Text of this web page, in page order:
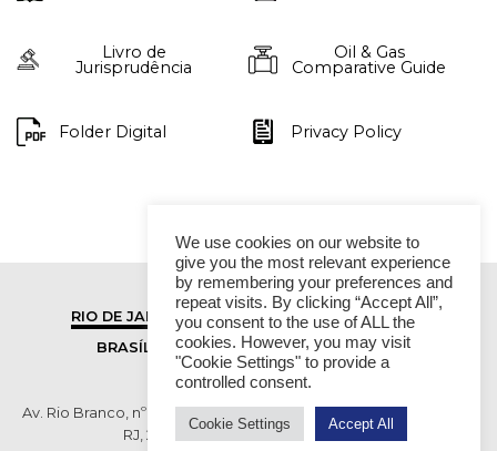
Livro de
Jurisprudência
Oil & Gas
Comparative Guide
Folder Digital Privacy Policy
RIO DE JANEIRO
SÃO PAULO
BRASÍLIA
VITÓRIA
Av. Rio Branco, nº 01, 14º andar - Ed. RB1- Centro, Rio de Janeiro -
RJ, 20090-003 TEL (55 21) 2276 6200
We use cookies on our website to
give you the most relevant experience
by remembering your preferences and
repeat visits. By clicking “Accept All”,
you consent to the use of ALL the
cookies. However, you may visit
"Cookie Settings" to provide a
controlled consent.
Cookie Settings Accept All